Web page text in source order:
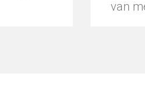
van